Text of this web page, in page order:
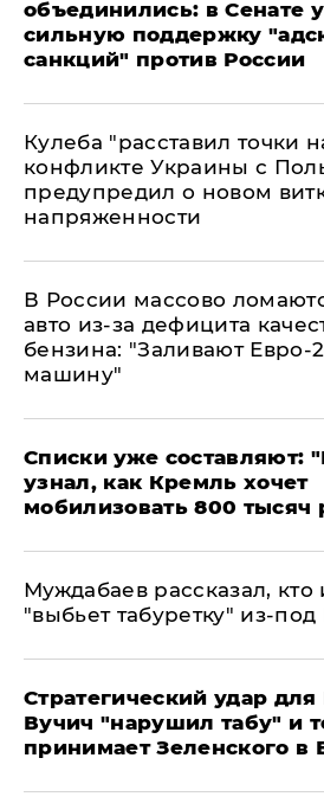
объединились: в Сенате
сильную поддержку
санкций" против России
Кулеба "расставил точки
конфликте Украины с
предупредил о новом
напряженности
В России массово
авто из-за дефицита
бензина: "Заливают Евро-
машину"
Списки уже составляют:
узнал, как Кремль хочет
мобилизовать 800 тысяч
Муждабаев рассказал, кто
"выбьет табуретку" из-
Стратегический удар для
Вучич "нарушил табу" и
принимает Зеленского в